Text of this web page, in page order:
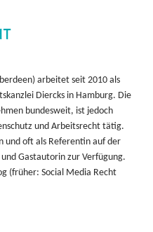
arbeitet seit 2010 als
Diercks in Hamburg. Die
bundesweit, ist jedoch
und Arbeitsrecht tätig.
und oft als Referentin auf der
Gastautorin zur Verfügung.
(früher: Social Media Recht